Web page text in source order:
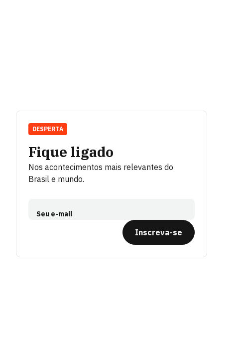
Fique ligado
Nos acontecimentos mais relevantes do
Brasil e mundo.
Seu e-mail
Inscreva-se
DESPERTA